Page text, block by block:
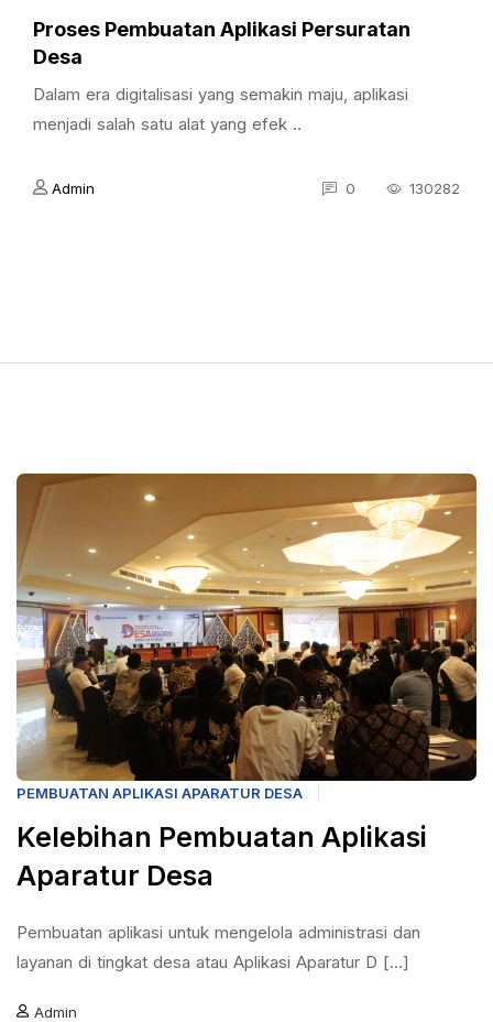
Proses Pembuatan Aplikasi Persuratan
Desa
Dalam era digitalisasi yang semakin maju, aplikasi
menjadi salah satu alat yang efek ..
Admin 0 130282
PEMBUATAN APLIKASI APARATUR DESA
Kelebihan Pembuatan Aplikasi
Aparatur Desa
Pembuatan aplikasi untuk mengelola administrasi dan
layanan di tingkat desa atau Aplikasi Aparatur D [...]
Admin